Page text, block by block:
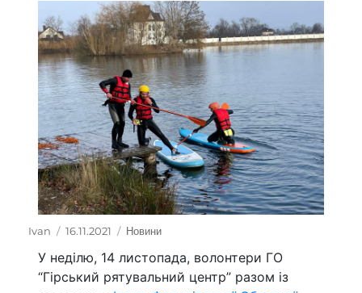
Автор
Ivan Оприлюднено
16.11.2021 Категорії
Новини
У неділю, 14 листопада, волонтери ГО
“Гірський рятувальний центр” разом із